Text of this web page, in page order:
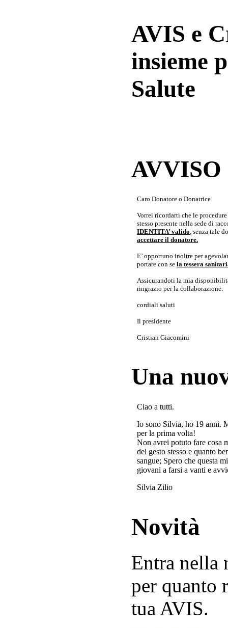
AVIS e
insieme
Salute
Caro Donatore o Donatrice
Vorrei ricordarti che le
stesso presente nella sede di
IDENTITA’ valido, senza tale
accettare il donatore.
E’ opportuno inoltre per
portare con se la tessera
Assicurandoti la mia
ringrazio per la collaborazione.
cordiali saluti
Il presidente
Cristian Giacomini
Una
Ciao a tutti.
Io sono Silvia, ho 19 anni.
per la prima volta!
Non avrei potuto fare cosa
del gesto stesso e quanto
sangue; Spero che questa
giovani a farsi a vanti e
Silvia Zilio
Novità
Entra nella
per quanto
tua AVIS.